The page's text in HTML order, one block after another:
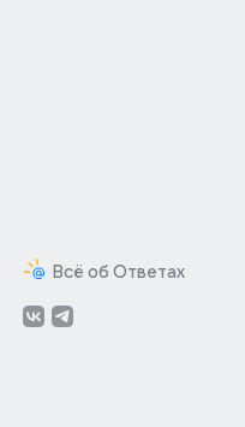
Всё об Ответах